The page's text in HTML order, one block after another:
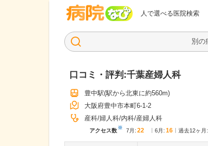
人で選べる医院検索
病院なび
口コミ・評判:千葉産婦人科
豊中駅(駅から北東に約560m)
大阪府豊中市本町6-1-2
産科 婦人科 内科 産婦人科
アクセス数※ 7月 : 22 6月 : 16 過去12ヶ月: